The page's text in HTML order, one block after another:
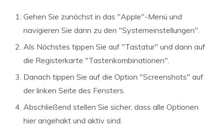
Gehen Sie zunächst in das "Apple"-Menü und
navigieren Sie dann zu den "Systemeinstellungen".
Als Nächstes tippen Sie auf "Tastatur" und dann auf
die Registerkarte "Tastenkombinationen".
Danach tippen Sie auf die Option "Screenshots" auf
der linken Seite des Fensters.
Abschließend stellen Sie sicher, dass alle Optionen
hier angehakt und aktiv sind.